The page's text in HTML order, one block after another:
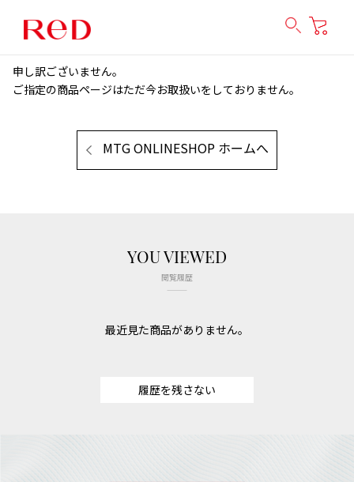
申し訳ございません。
ご指定の商品ページはただ今お取扱いをしておりません。
MTG ONLINESHOP ホームへ
YOU VIEWED
閲覧履歴
最近見た商品がありません。
履歴を残さない